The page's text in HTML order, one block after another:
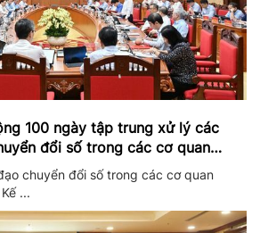
100 ngày tập trung xử lý các
đổi số trong các cơ quan
chuyển đổi số trong các cơ quan
...